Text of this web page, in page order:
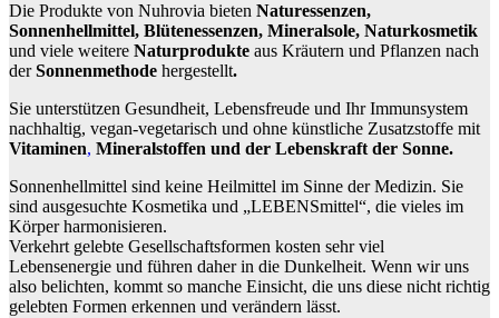
Die Produkte von Nuhrovia bieten Naturessenzen,
Sonnenhellmittel, Blütenessenzen, Mineralsole, Naturkosmetik
und viele weitere Naturprodukte aus Kräutern und Pflanzen nach
derSonnenmethode hergestellt.
Sie unterstützen Gesundheit, Lebensfreude und Ihr Immunsystem
nachhaltig, vegan-vegetarisch und ohne künstliche Zusatzstoffe mit
Vitaminen, Mineralstoffen und der Lebenskraft der Sonne.
Sonnenhellmittel sind keine Heilmittel im Sinne der Medizin. Sie
sind ausgesuchte Kosmetika und „LEBENSmittel“, die vieles im
Körper harmonisieren.
Verkehrt gelebte Gesellschaftsformen kosten sehr viel
Lebensenergie und führen daher in die Dunkelheit. Wenn wir uns
also belichten, kommt so manche Einsicht, die uns diese nicht richtig
gelebten Formen erkennen und verändern lässt.